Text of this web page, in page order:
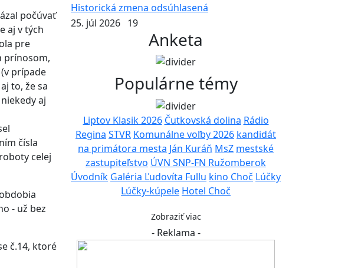
počúvať
aj v tých
pre
prínosom,
prípade
to, že sa
aj
čísla
celej
- už bez
č.14, ktoré
Historická zmena odsúhlasená
25. júl 2026 19
Anketa
Populárne témy
Liptov Klasik 2026 Čutkovská dolina Rádio
Regina STVR Komunálne voľby 2026 kandidát
na primátora mesta Ján Kuráň MsZ mestské
zastupiteľstvo ÚVN SNP-FN Ružomberok
Úvodník Galéria Ľudovíta Fullu kino Choč Lúčky
Lúčky-kúpele Hotel Choč
Zobraziť viac
- Reklama -